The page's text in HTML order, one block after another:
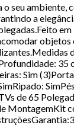
seu ambiente,
a
35
Sim
de 65
MontagemKit